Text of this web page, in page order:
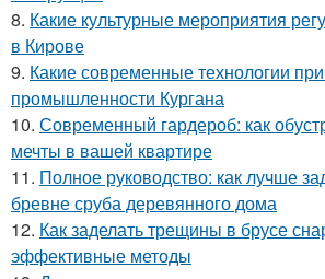
8. Какие культурные мероприятия
в Кирове
9. Какие современные технологии
промышленности Кургана
10. Современный гардероб: как
мечты в вашей квартире
11. Полное руководство: как лучше
бревне сруба деревянного дома
12. Как заделать трещины в брусе
эффективные методы